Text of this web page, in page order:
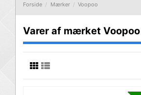
Forside Mærker Voopoo
Varer af mærket Voopoo